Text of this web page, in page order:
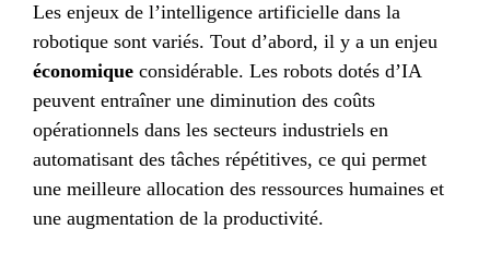
Les enjeux de l’intelligence artificielle dans la
robotique sont variés. Tout d’abord, il y a un enjeu
économique considérable. Les robots dotés d’IA
peuvent entraîner une diminution des coûts
opérationnels dans les secteurs industriels en
automatisant des tâches répétitives, ce qui permet
une meilleure allocation des ressources humaines et
une augmentation de la productivité.